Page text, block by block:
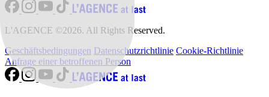
L'AGENCE ©2026. All Rights Reserved.
Geschäftsbedingungen Datenschutzrichtlinie Cookie-Richtlinie
Anfrage einer betroffenen Person